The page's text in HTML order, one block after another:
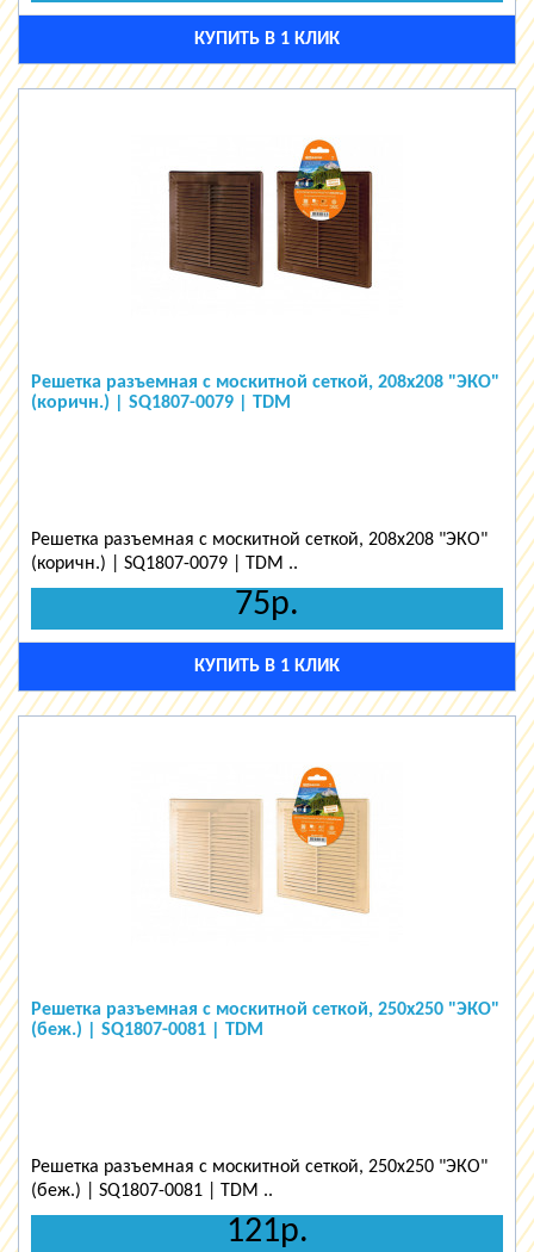
КУПИТЬ В 1 КЛИК
Решетка разъемная с москитной сеткой, 208х208 "ЭКО"
(коричн.) | SQ1807-0079 | TDM
Решетка разъемная с москитной сеткой, 208х208 "ЭКО"
(коричн.) | SQ1807-0079 | TDM ..
75р.
КУПИТЬ В 1 КЛИК
Решетка разъемная с москитной сеткой, 250х250 "ЭКО"
(беж.) | SQ1807-0081 | TDM
Решетка разъемная с москитной сеткой, 250х250 "ЭКО"
(беж.) | SQ1807-0081 | TDM ..
121р.